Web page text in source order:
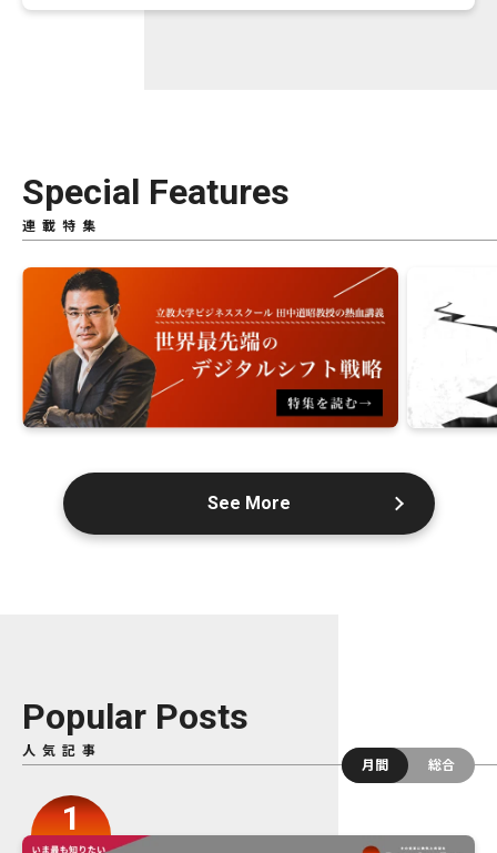
Special Features
連載特集
See More
Popular Posts
人気記事
月間
総合